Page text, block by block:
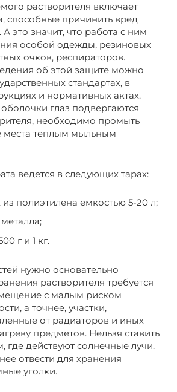
растворителя включает
способные причинить вред
это значит, что работа с ним
особой одежды, резиновых
очков, респираторов.
об этой защите можно
стандартах, в
и нормативных актах.
глаз подвергаются
необходимо промыть
места теплым мыльным
ведется в следующих тарах:
из полиэтилена емкостью 5-20 л;
г и 1 кг.
нужно основательно
растворителя требуется
с малым риском
а точнее, участки,
от радиаторов и иных
предметов. Нельзя ставить
где действуют солнечные лучи.
отвести для хранения
уголки.